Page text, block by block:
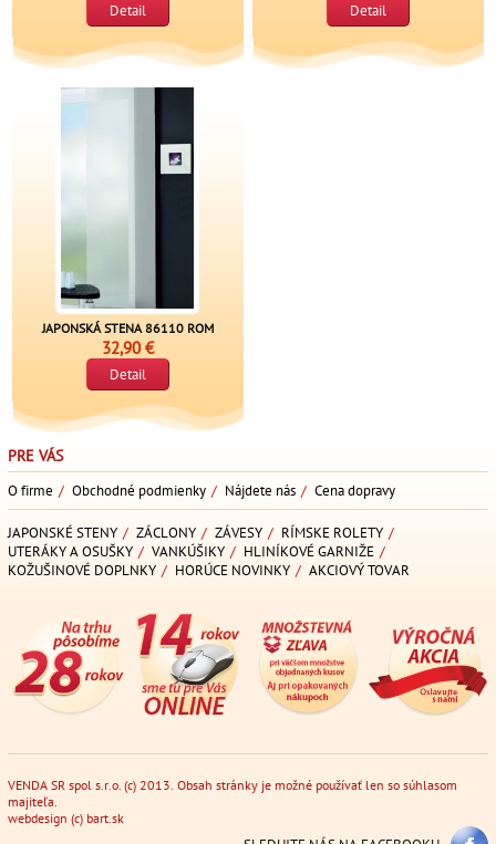
Detail Detail
JAPONSKÁ STENA 86110 ROM
32,90 €
Detail
PRE VÁS
O firme / Obchodné podmienky / Nájdete nás / Cena dopravy
JAPONSKÉ STENY / ZÁCLONY / ZÁVESY / RÍMSKE ROLETY /
UTERÁKY A OSUŠKY / VANKÚŠIKY / HLINÍKOVÉ GARNIŽE /
KOŽUŠINOVÉ DOPLNKY / HORÚCE NOVINKY / AKCIOVÝ TOVAR
VENDA SR spol s.r.o. (c) 2013. Obsah stránky je možné používať len so súhlasom
majiteľa.
webdesign (c) bart.sk